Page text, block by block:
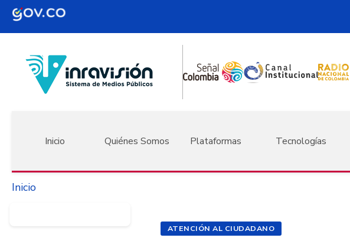
Pasar al contenido principal
Inicio Quiénes Somos Plataformas Tecnologías
Inicio
ATENCIÓN AL CIUDADANO